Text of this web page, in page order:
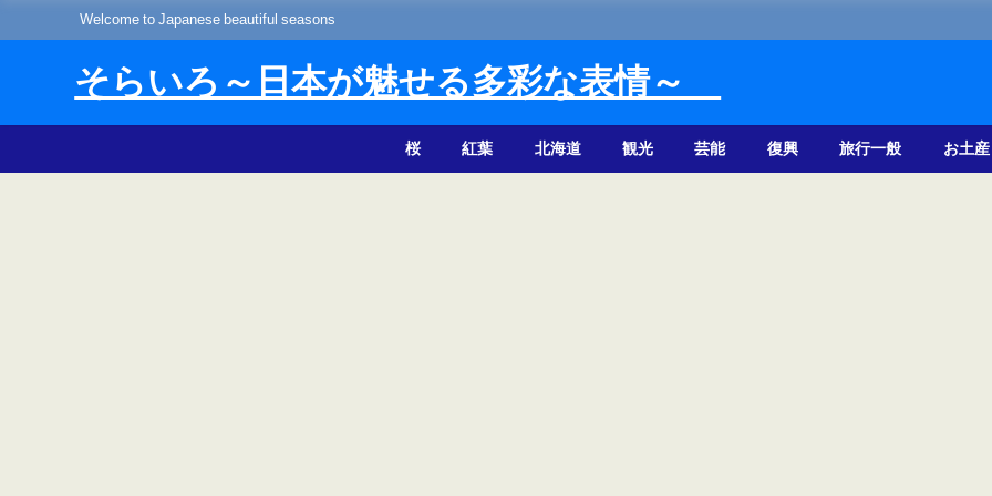
Welcome to Japanese beautiful seasons
そらいろ～日本が魅せる多彩な表情～
桜 紅葉 北海道 観光 芸能 復興 旅行一般 お土